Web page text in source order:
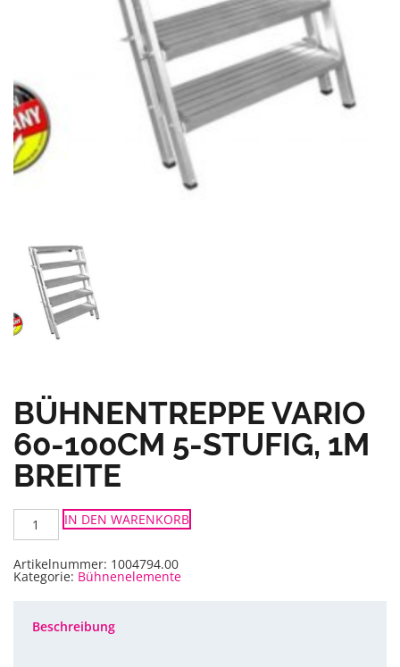
BÜHNENTREPPE VARIO
60-100CM 5-STUFIG, 1M
BREITE
Bühnentreppe
VARIO
60-
5-
Stufig,
IN DEN WARENKORB
Artikelnummer: 1004794.00
Kategorie: Bühnenelemente
Beschreibung